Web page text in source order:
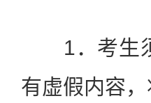
1．考生须
有虚假内容